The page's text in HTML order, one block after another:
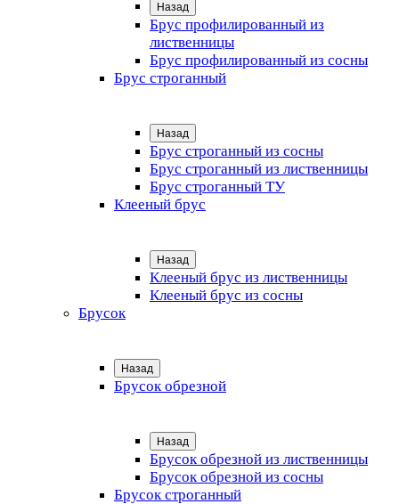
Назад
Брус профилированный из
лиственницы
Брус профилированный из сосны
Брус строганный
Назад
Брус строганный из сосны
Брус строганный из лиственницы
Брус строганный ТУ
Клееный брус
Назад
Клееный брус из лиственницы
Клееный брус из сосны
Брусок
Назад
Брусок обрезной
Назад
Брусок обрезной из лиственницы
Брусок обрезной из сосны
Брусок строганный